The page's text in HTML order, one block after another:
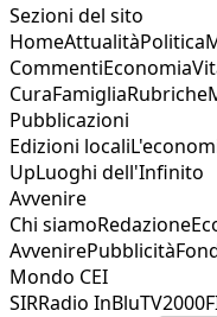
Sezioni del sito
HomeAttualitàPolitica
CommentiEconomia
CuraFamigliaRubriche
Pubblicazioni
Edizioni locali
UpLuoghi dell'Infinito
Avvenire
Chi siamoRedazione
AvvenirePubblicità
Mondo CEI
SIRRadio InBluTV2000